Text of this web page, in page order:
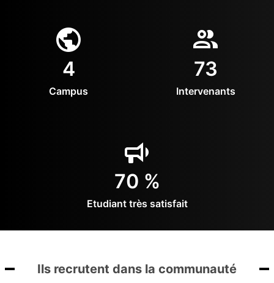
4
Campus
73
Intervenants
70 %
Etudiant très satisfait
Ils recrutent dans la communauté